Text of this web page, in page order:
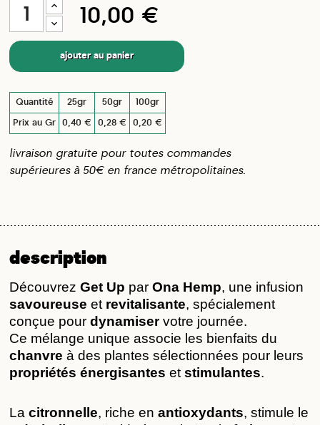
10,00 €
ajouter au panier
Quantité 25gr 50gr
100gr
Prix au Gr 0,40 € 0,28 € 0,20 €
livraison gratuite pour toutes commandes
supérieures à 50€ en france métropolitaines.
description
Découvrez Get Up par Ona Hemp
savoureuse et revitalisante, spécialement
conçue pour dynamiser votre journée.
chanvre
propriétés énergisantes et stimulantes.
La citronnelle, riche en antioxydants